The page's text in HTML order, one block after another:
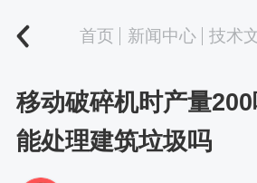
首页 新闻中心 技术
移动破碎机时产量200
能处理建筑垃圾吗